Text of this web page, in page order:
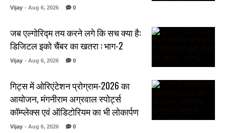
Vijay - Aug 6, 2026 0
जब एल्गोरिद्म तय करने लगे कि सच क्या है:
डिजिटल इको चैंबर का खतरा : भाग-2
Vijay - Aug 6, 2026 0
गिट्स में ओरिएंटेशन प्रोग्राम-2026 का
आयोजन, मंगनीराम अग्रवाल स्पोर्ट्स
कॉम्प्लेक्स एवं ऑडिटोरियम का भी लोकार्पण
Vijay - Aug 6, 2026 0